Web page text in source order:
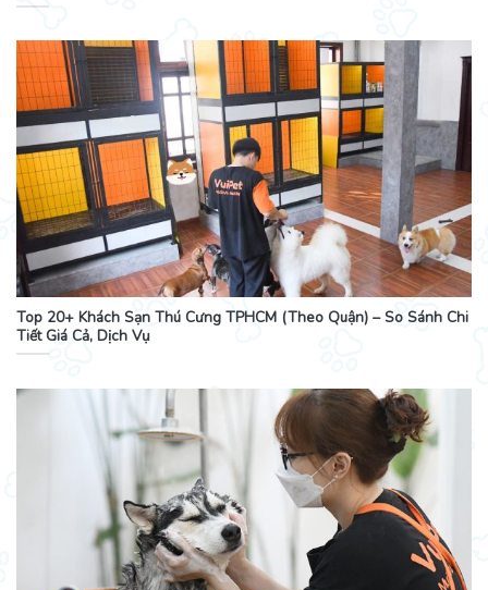
Top 20+ Khách Sạn Thú Cưng TPHCM (Theo Quận) – So Sánh Chi
Tiết Giá Cả, Dịch Vụ